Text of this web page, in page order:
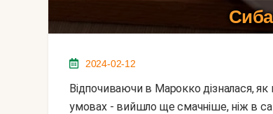
2024-02-12
Відпочиваючи в Марокко дізналася, як готується сібас по-марокканські. Приготувала в домашніх
умовах - вийшло ще смачніше, ніж в